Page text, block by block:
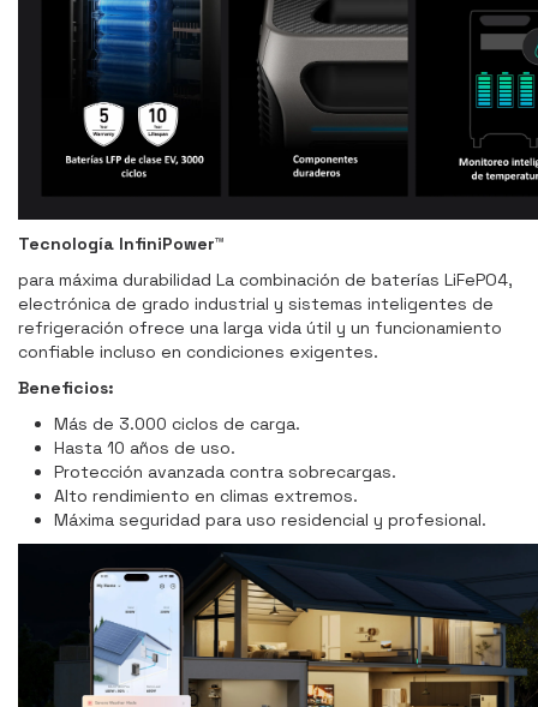
Tecnología InfiniPower™
para máxima durabilidad La combinación de baterías LiFePO4,
electrónica de grado industrial y sistemas inteligentes de
refrigeración ofrece una larga vida útil y un funcionamiento
confiable incluso en condiciones exigentes.
Beneficios:
Más de 3.000 ciclos de carga.
Hasta 10 años de uso.
Protección avanzada contra sobrecargas.
Alto rendimiento en climas extremos.
Máxima seguridad para uso residencial y profesional.